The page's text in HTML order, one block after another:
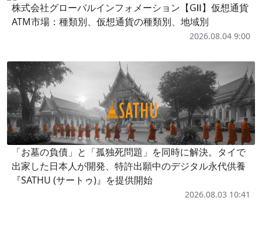
株式会社グローバルインフォメーション【GⅡ】仮想通貨
ATM市場：種類別、仮想通貨の種類別、地域別
2026.08.04 9:00
「お墓の負債」と「孤独死問題」を同時に解決。タイで
出家した日本人が開発、特許出願中のデジタル永代供養
『SATHU (サートゥ)』を提供開始
2026.08.03 10:41